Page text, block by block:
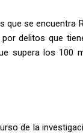
se encuentra
delitos que
supera los 100
de la